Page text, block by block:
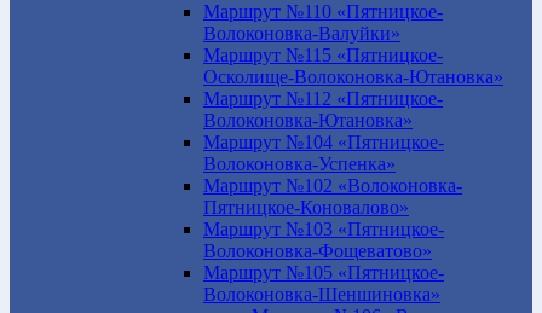
Маршрут №110 «Пятницкое-
Волоконовка-Валуйки»
Маршрут №115 «Пятницкое-
Осколище-Волоконовка-Ютановка»
Маршрут №112 «Пятницкое-
Волоконовка-Ютановка»
Маршрут №104 «Пятницкое-
Волоконовка-Успенка»
Маршрут №102 «Волоконовка-
Пятницкое-Коновалово»
Маршрут №103 «Пятницкое-
Волоконовка-Фощеватово»
Маршрут №105 «Пятницкое-
Волоконовка-Шеншиновка»